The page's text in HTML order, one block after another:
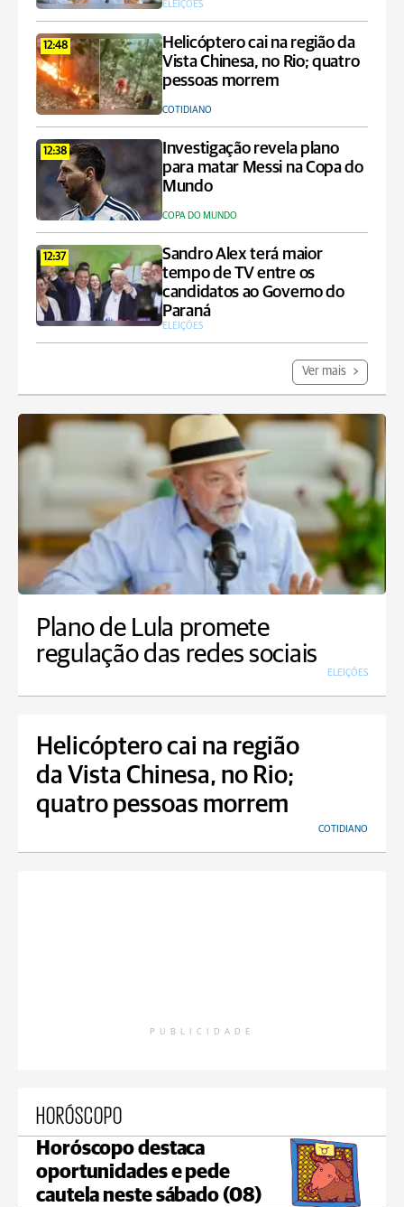
ELEIÇÕES
12:48
Helicóptero cai na região da
Vista Chinesa, no Rio; quatro
pessoas morrem
COTIDIANO
12:38
Investigação revela plano
para matar Messi na Copa do
Mundo
COPA DO MUNDO
12:37
Sandro Alex terá maior
tempo de TV entre os
candidatos ao Governo do
Paraná
ELEIÇÕES
Ver mais
Plano de Lula promete
regulação das redes sociais
ELEIÇÕES
Helicóptero cai na região
da Vista Chinesa, no Rio;
quatro pessoas morrem
COTIDIANO
PUBLICIDADE
HORÓSCOPO
Horóscopo destaca
oportunidades e pede
cautela neste sábado (08)